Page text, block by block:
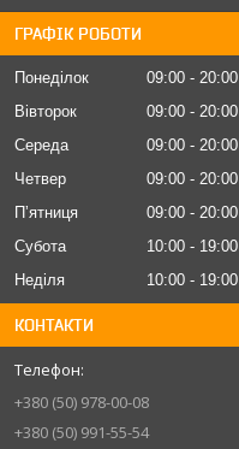
ГРАФІК РОБОТИ
Понеділок 09:00
20:00
Вівторок
09:00
20:00
Середа
09:00
20:00
Четвер
09:00
20:00
Пʼятниця
09:00
20:00
Субота
10:00
19:00
Неділя
10:00 19:00
КОНТАКТИ
+380 (50) 978-00-08
+380 (50) 991-55-54